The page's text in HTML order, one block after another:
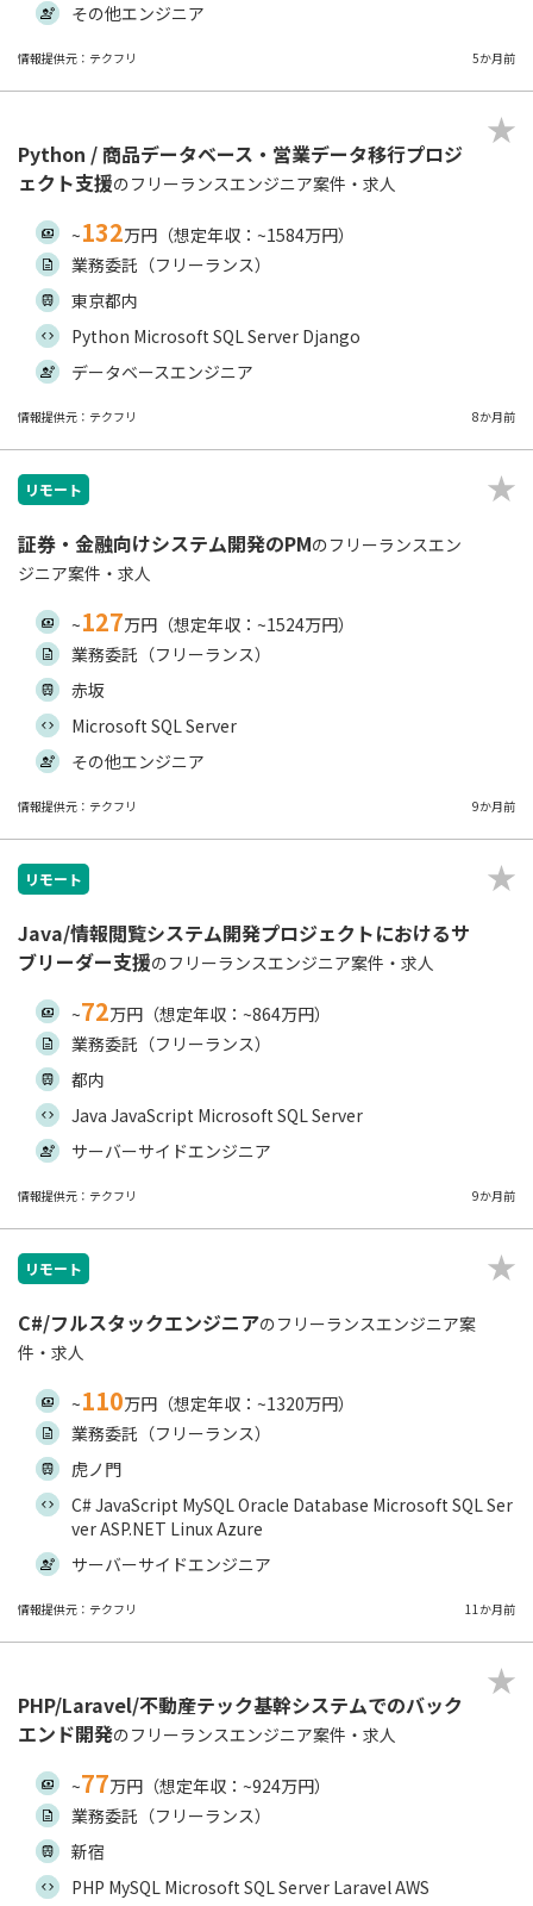
その他エンジニア
情報提供元：テクフリ 5か月前
Python / 商品データベース・営業データ移行プロジ
ェクト支援のフリーランスエンジニア案件・求人
~132万円（想定年収：~1584万円）
業務委託（フリーランス）
東京都内
Python Microsoft SQL Server Django
データベースエンジニア
情報提供元：テクフリ 8か月前
リモート
証券・金融向けシステム開発のPMのフリーランスエン
ジニア案件・求人
~127万円（想定年収：~1524万円）
業務委託（フリーランス）
赤坂
Microsoft SQL Server
その他エンジニア
情報提供元：テクフリ 9か月前
リモート
Java/情報閲覧システム開発プロジェクトにおけるサ
ブリーダー支援のフリーランスエンジニア案件・求人
~72万円（想定年収：~864万円）
業務委託（フリーランス）
都内
Java JavaScript Microsoft SQL Server
サーバーサイドエンジニア
情報提供元：テクフリ 9か月前
リモート
C#/フルスタックエンジニアのフリーランスエンジニア案
件・求人
~110万円（想定年収：~1320万円）
業務委託（フリーランス）
虎ノ門
C# JavaScript MySQL Oracle Database Microsoft SQL Ser
ver ASP.NET Linux Azure
サーバーサイドエンジニア
情報提供元：テクフリ 11か月前
PHP/Laravel/不動産テック基幹システムでのバック
エンド開発のフリーランスエンジニア案件・求人
~77万円（想定年収：~924万円）
業務委託（フリーランス）
新宿
PHP MySQL Microsoft SQL Server Laravel AWS